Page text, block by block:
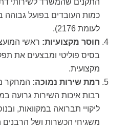
לעומת 2176).
חוסר מקצועיות: ראשי
בסיס פוליטי ומבצעים את
מקצועית.
רמת שירות נמוכה: המחקר
רבות איכות השירות גרועה
ליקויי תברואה במקוואות,
משגיחי הכשרות ושל הרבנים